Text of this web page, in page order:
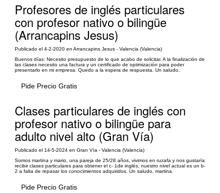
Profesores de inglés particulares
con profesor nativo o bilingüe
(Arrancapins Jesus)
Publicado el 4-2-2020 en Arrancapins Jesus - Valencia (Valencia)
Buenos días: Necesito presupuesto de lo que acabo de solicitar. A la finalización de
las clases necesito una factura y un certificado de optimización para poder
presentarlo en mi empresa. Quedo a la espera de respuesta. Un saludo,
Pide Precio Gratis
Clases particulares de inglés con
profesor nativo o bilingüe para
adulto nivel alto (Gran Vía)
Publicado el 14-5-2024 en Gran Vía - Valencia (Valencia)
Somos martina y mario, una pareja de 25/28 años, vivimos en ruzafa y nos gustaría
recibir clases particulares para obtener el c- 1de inglés, nuestro nivel actual es un b-
2 a falta de repasar los conocimientos adquiridos. Un saludo, martina.
Pide Precio Gratis